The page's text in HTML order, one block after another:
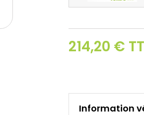
214,20 €
Information